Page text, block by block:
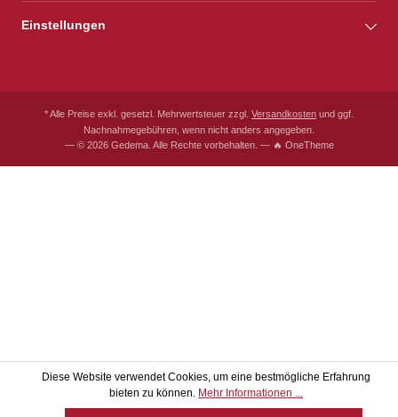
Einstellungen
* Alle Preise exkl. gesetzl. Mehrwertsteuer zzgl. Versandkosten und ggf.
Nachnahmegebühren, wenn nicht anders angegeben.
— © 2026 Gedema. Alle Rechte vorbehalten. — 🔥 OneTheme
Diese Website verwendet Cookies, um eine bestmögliche Erfahrung
bieten zu können. Mehr Informationen ...